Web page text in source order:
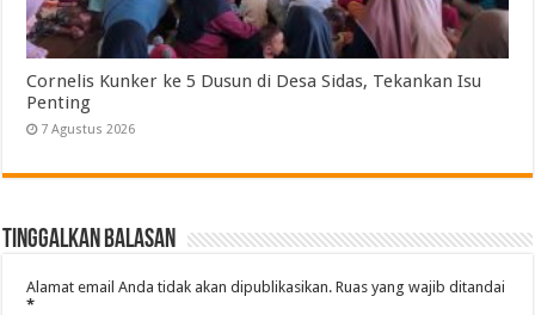
Cornelis Kunker ke 5 Dusun di Desa Sidas, Tekankan Isu
Penting
7 Agustus 2026
Tinggalkan Balasan
Alamat email Anda tidak akan dipublikasikan. Ruas yang wajib ditandai
*